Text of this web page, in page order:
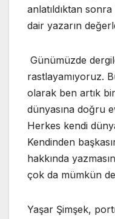
anlatıldıktan
dair yazarın
Günümüzde
rastlayamıyoruz.
olarak ben artık
dünyasına doğru
Herkes kendi
Kendinden
hakkında
çok da mümkün
Yaşar Şimşek,